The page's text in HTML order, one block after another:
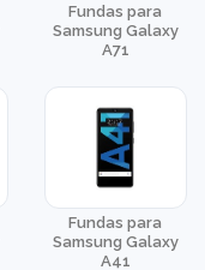
Fundas para
Samsung Galaxy
A71
Fundas para
Samsung Galaxy
A41